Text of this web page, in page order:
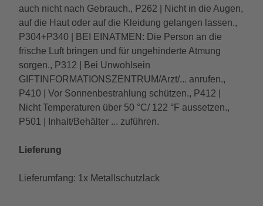
auch nicht nach Gebrauch., P262 | Nicht in die Augen,
auf die Haut oder auf die Kleidung gelangen lassen.,
P304+P340 | BEI EINATMEN: Die Person an die
frische Luft bringen und für ungehinderte Atmung
sorgen., P312 | Bei Unwohlsein
GIFTINFORMATIONSZENTRUM/Arzt/... anrufen.,
P410 | Vor Sonnenbestrahlung schützen., P412 |
Nicht Temperaturen über 50 °C/ 122 °F aussetzen.,
P501 | Inhalt/Behälter ... zuführen.
Lieferung
Lieferumfang: 1x Metallschutzlack